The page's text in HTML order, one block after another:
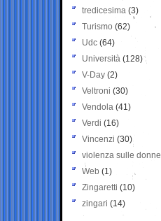
tredicesima (3)
Turismo (62)
Udc (64)
Università (128)
V-Day (2)
Veltroni (30)
Vendola (41)
Verdi (16)
Vincenzi (30)
violenza sulle donne
Web (1)
Zingaretti (10)
zingari (14)